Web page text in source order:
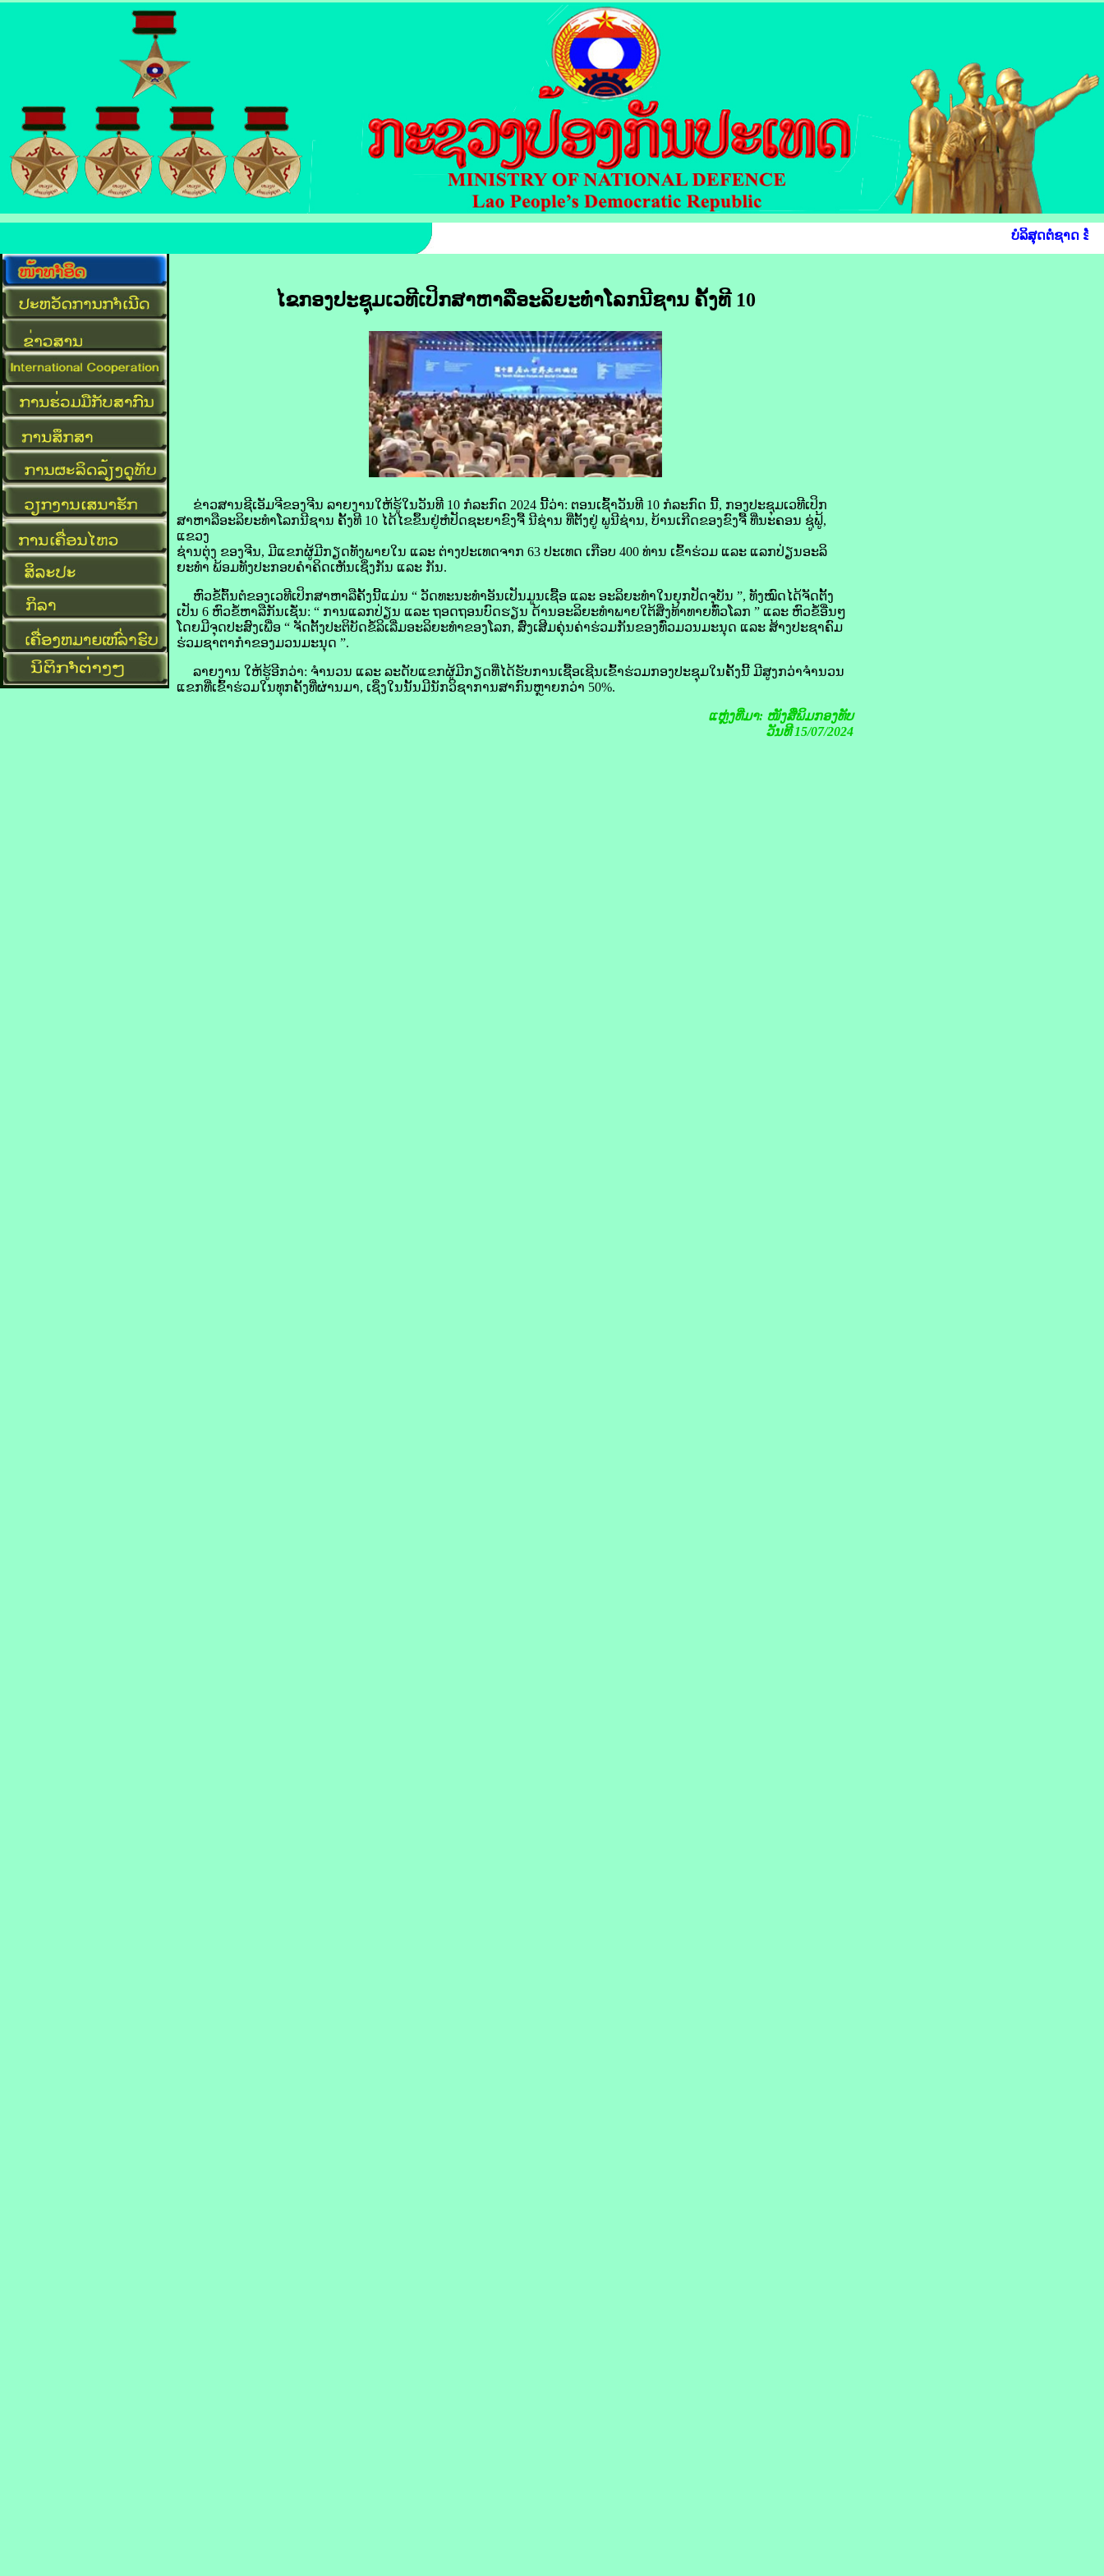
ບໍລິສຸດຕໍ່ຊາດ ຮັບ
ໄຂ​ກອງ​ປະຊຸມ​ເວທີ​ເປິກສາຫາລື​ອະລິຍະ​ທຳ​ໂລກ​ນີ​ຊານ ​ຄັ້ງ​ທີ 10
ຂ່າວສານ​ຊີ​ເອັມ​ຈີ​ຂອງ​ຈີນ ລາຍ​ງານ​ໃຫ້​ຮູ້​ໃນ​ວັນ​ທີ 10 ກໍລະກົດ 2024 ນີ້​ວ່າ: ຕອນ​ເຊົ້າ​ວັນ​ທີ 10 ກໍລະກົດ ນີ້, ກອງ​ປະຊຸມ​ເວທີ​ເປິກ
ສາຫາລື​ອະລິຍະ​ທຳ​ໂລກ​ນີ​ຊານ ​ຄັ້ງ​ທີ 10 ໄດ້​ໄຂ​ຂຶ້ນ​ຢູ່​ຫໍ​ປັດ​ຊະ​ຍາ​ຂົງ​ຈື້ ນີ​ຊ່ານ ທີ່​ຕັ້ງ​ຢູ່ ພູ​ນີ​ຊ່ານ, ບ້ານ​ເກີດ​ຂອງ​ຂົງ​ຈື້ ທີ່​ນະຄອນ ຊູ່​ຟູ້,
ແຂວງ
ຊ່ານ​ຕຸ່ງ ຂອງ​ຈີນ, ມີ​ແຂກ​ຜູ້​ມີ​ກຽດ​ທັງ​ພາຍ​ໃນ ແລະ ຕ່າງປະເທດ​ຈາກ 63 ປະເທດ ເກືອບ 400 ທ່ານ ເຂົ້າ​ຮ່ວມ ແລະ ແລກປ່ຽນ​ອະລິ
ຍະ​ທຳ ພ້ອມ​ທັງ​ປະກອບ​ຄຳ​ຄິດ​ເຫັນ​ເຊິ່ງ​ກັນ ແລະ ກັນ.
ຫົວຂໍ້​ຕົ້ນຕໍ​ຂອງ​ເວທີ​ເປິກສາຫາລື​ຄັ້ງ​ນີ້​ແມ່ນ “ ວັດທະນະທຳ​ອັນ​ເປັນ​ມູນເຊື້ອ ແລະ ອະລິຍະ​ທຳ​ໃນ​ຍຸກ​ປັດຈຸບັນ ”, ທັງ​ໝົດ​ໄດ້​ຈັດ​ຕັ້ງ​
ເປັນ 6 ຫົວຂໍ້​ຫາລື​ກັນເຊັ່ນ: “ ການ​ແລກປ່ຽນ ແລະ ຖອດ​ຖອນ​ບົດຮຽນ ດ້ານ​ອະລິຍະ​ທຳ​ພາຍ​ໃຕ້​ສິ່ງ​ທ້າ​ທາຍ​ທົ່ວ​ໂລກ ” ແລະ ຫົວຂໍ້​ອື່ນໆ
ໂດຍ​ມີ​ຈຸດປະສົງ​ເພື່ອ “ ຈັດ​ຕັ້ງ​ປະຕິບັດ​ຂໍ້​ລິ​ເລີ່ມ​ອະລິຍະ​ທຳ​ຂອງ​ໂລກ, ສົ່ງເສີມ​ຄຸ່ນ​ຄ່າ​ຮ່ວມ​ກັນ​ຂອງ​ທົ່ວ​ມວນ​ມະນຸດ ແລະ ສ້າງ​ປະຊາ​ຄົມ​
ຮ່ວມ​ຊາຕາກຳ​ຂອງ​ມວນ​ມະນຸດ ”.
ລາຍ​ງານ ໃຫ້​ຮູ້​ອີ​ກວ່າ: ຈຳນວນ ແລະ ລະດັບ​ແຂກ​ຜູ້​ມີ​ກຽດ​ທີ່​ໄດ້​ຮັບ​ການ​ເຊື້ອ​ເຊີນ​ເຂົ້າ​ຮ່ວມ​ກອງ​ປະຊຸມ​ໃນ​ຄັ້ງ​ນີ້ ມີ​ສູງ​ກວ່າ​ຈຳນວນ​
ແຂກ​ທີ່​ເຂົ້າ​ຮ່ວມ​ໃນ​ທຸກ​ຄັ້ງ​ທີ່​ຜ່ານ​ມາ, ເຊິ່ງ​ໃນ​ນັ້ນ​ມີ​ນັກວິຊາການ​ສາກົນ​ຫຼາຍ​ກວ່າ 50%.
ແຫຼ່ງທີ່ມາ: ໜັງສືພິມກອງທັບ
ວັນທີ 15/07/2024